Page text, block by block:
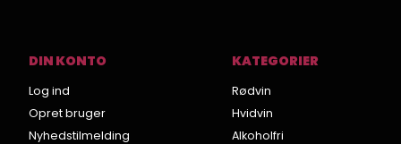
DIN KONTO
Log ind
Opret bruger
Nyhedstilmelding
KATEGORIER
Rødvin
Hvidvin
Alkoholfri